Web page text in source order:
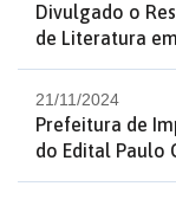
Divulgado o
de Literatura
21/11/2024
Prefeitura de
do Edital Paulo